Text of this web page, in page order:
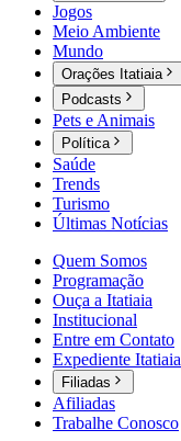
Jogos
Meio Ambiente
Mundo
Orações Itatiaia
Podcasts
Pets e Animais
Política
Saúde
Trends
Turismo
Últimas Notícias
Quem Somos
Programação
Ouça a Itatiaia
Institucional
Entre em Contato
Expediente Itatiaia
Filiadas
Afiliadas
Trabalhe Conosco